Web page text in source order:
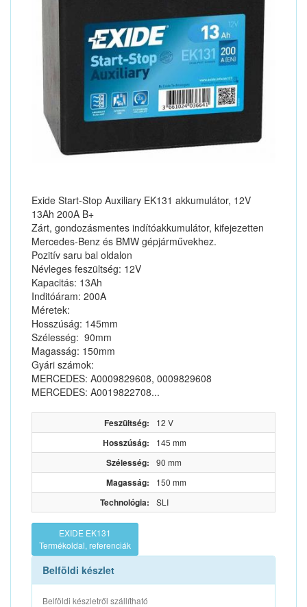
Exide Start-Stop Auxiliary EK131 akkumulátor, 12V
13Ah 200A B+
Zárt, gondozásmentes indítóakkumulátor, kifejezetten
Mercedes-Benz és BMW gépjárművekhez.
Pozitív saru bal oldalon
Névleges feszültség: 12V
Kapacitás: 13Ah
Inditóáram: 200A
Méretek:
Hosszúság: 145mm
Szélesség: 90mm
Magasság: 150mm
Gyári számok:
MERCEDES: A0009829608, 0009829608
MERCEDES: A0019822708...
Feszültség: 12 V
Hosszúság: 145 mm
Szélesség: 90 mm
Magasság: 150 mm
Technológia: SLI
EXIDE EK131
Termékoldal, referenciák
Belföldi készlet
Belföldi készletről szállítható